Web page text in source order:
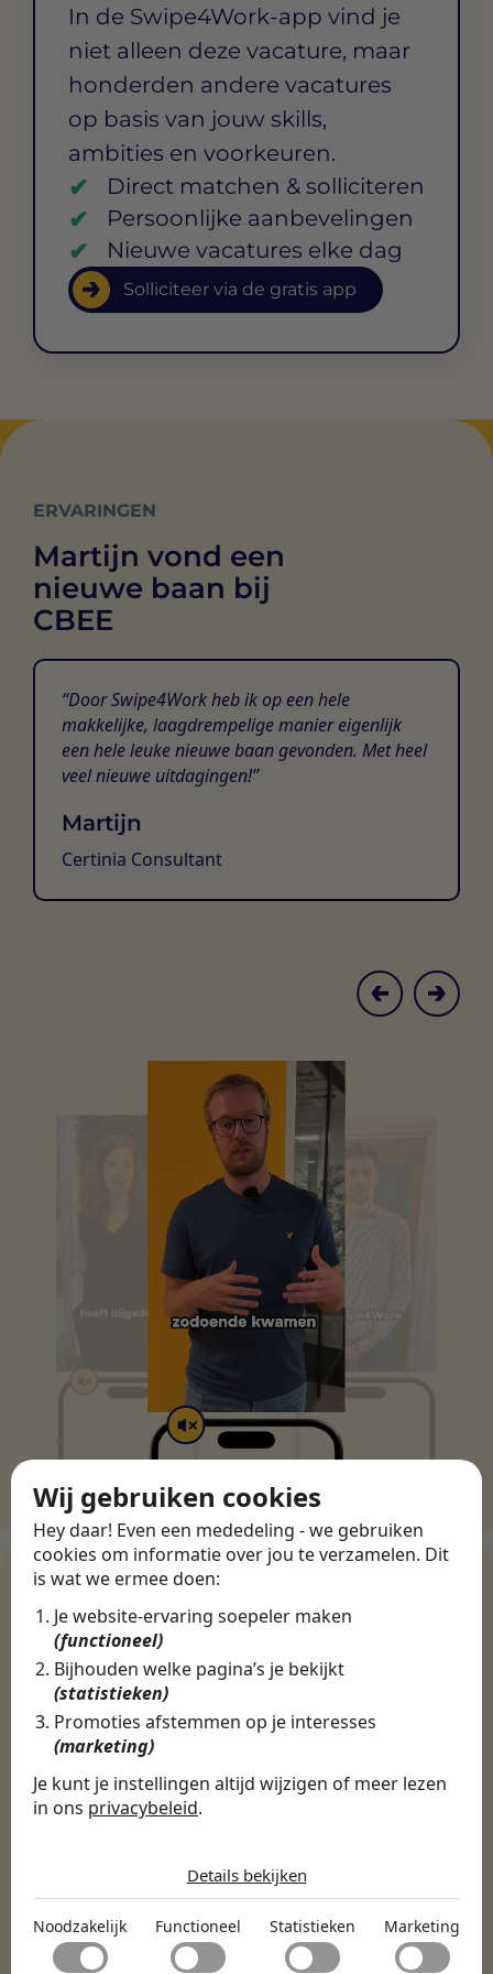
Wij gebruiken cookies
Hey daar! Even een mededeling - we gebruiken
cookies om informatie over jou te verzamelen. Dit
is wat we ermee doen:
Je website-ervaring soepeler maken
(functioneel)
Bijhouden welke pagina’s je bekijkt
(statistieken)
Promoties afstemmen op je interesses
(marketing)
Je kunt je instellingen altijd wijzigen of meer lezen
in ons privacybeleid.
Noodzakelijk
Noodzakelijke cookies helpen een website bruikbaar te
maken door basisfuncties zoals paginanavigatie en
Functioneel
Details bekijken
Noodzakelijk Functioneel Statistieken Marketing
In de Swipe4Work-app vind je
niet alleen deze vacature, maar
honderden andere vacatures
op basis van jouw skills,
ambities en voorkeuren.
Direct matchen & solliciteren
Persoonlijke aanbevelingen
Nieuwe vacatures elke dag
Solliciteer via de gratis app
ERVARINGEN
Martijn vond een
nieuwe baan bij
CBEE
Door Swipe4Work heb ik op een hele
makkelijke, laagdrempelige manier eigenlijk
een hele leuke nieuwe baan gevonden. Met heel
veel nieuwe uitdagingen!
Martijn
Certinia Consultant
WERKGEVERS
Ontdek meer dan 500+
werkgevers
Marketing & Communicatie
Sales & Inkoop